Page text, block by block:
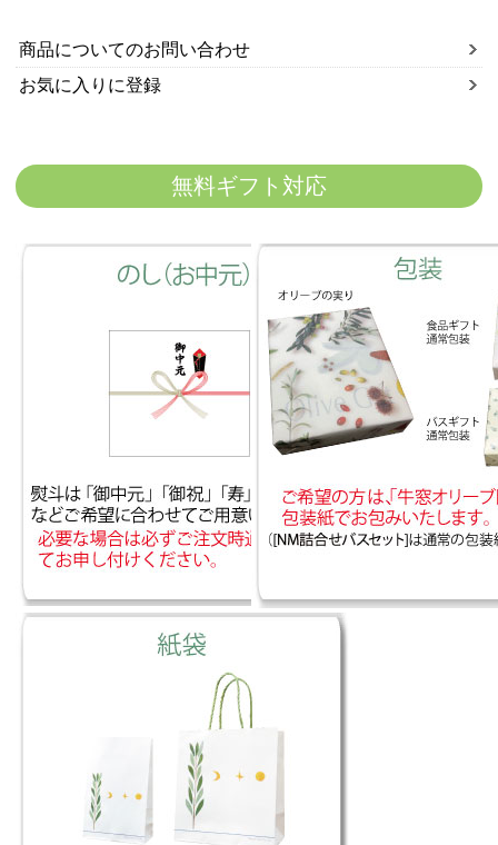
商品についてのお問い合わせ
お気に入りに登録
無料ギフト対応